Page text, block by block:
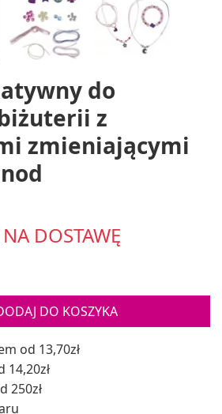
do
z
zmieniającymi
DOSTAWĘ
DO KOSZYKA
od 13,70zł
14,20zł
250zł